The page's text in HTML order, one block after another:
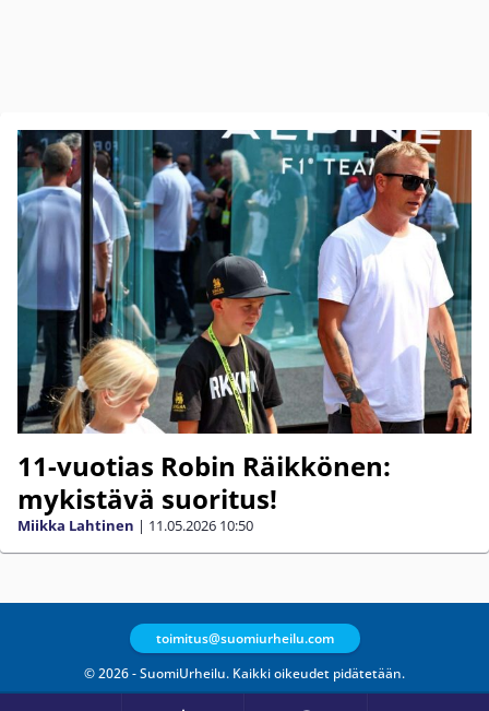
11-vuotias Robin Räikkönen:
mykistävä suoritus!
Miikka Lahtinen | 11.05.2026 10:50
© 2026 - SuomiUrheilu. Kaikki oikeudet pidätetään.
toimitus@suomiurheilu.com